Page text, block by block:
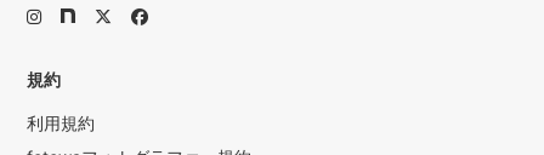
規約
利用規約